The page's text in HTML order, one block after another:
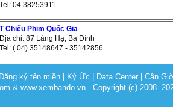
04.38253911
Chiếu Phim Quốc Gia
chỉ: 87 Láng Hạ, Ba Đình
( 04) 35148647 - 35142856
ký tên miền Ký Ức Data Center |Cần
& www.xembando.vn - Copyright (c) 2008-